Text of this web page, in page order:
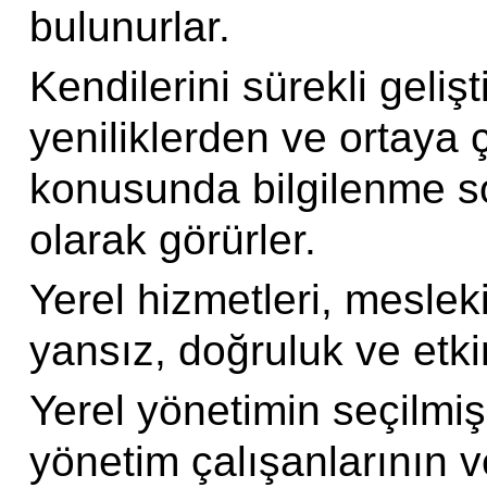
bulunurlar.
Kendilerini sürekli
yeniliklerden ve ortaya
konusunda bilgilenme
olarak görürler.
Yerel hizmetleri,
yansız, doğruluk ve
Yerel yönetimin
yönetim çalışanlarının